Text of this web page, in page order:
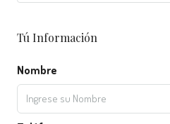
Tú Información
Nombre